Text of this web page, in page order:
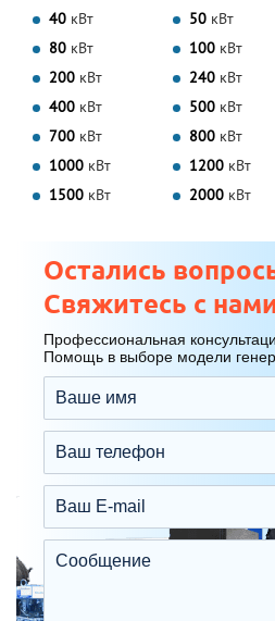
40 кВт 50 кВт
80 кВт 100 кВт
200 кВт 240 кВт
400 кВт 500 кВт
700 кВт 800 кВт
1000 кВт 1200 кВт
1500 кВт 2000 кВт
Остались
Свяжитесь с
Профессиональная
Помощь в выборе модели